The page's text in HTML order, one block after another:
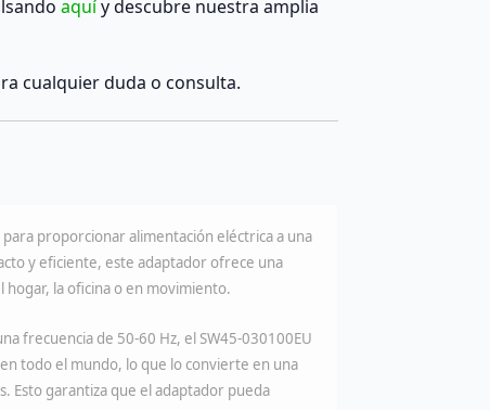
aquíy descubre nuestra amplia
cualquier duda o consulta.
proporcionar alimentación eléctrica a una
y eficiente, este adaptador ofrece una
la oficina o en movimiento.
frecuencia de 50-60 Hz, el SW45-030100EU
todo el mundo, lo que lo convierte en una
Esto garantiza que el adaptador pueda